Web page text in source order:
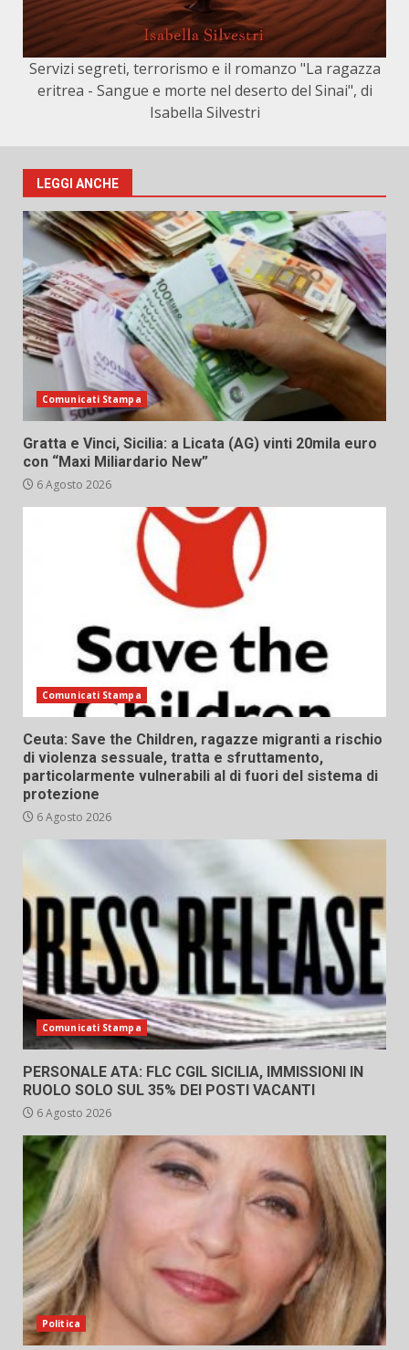
Servizi segreti, terrorismo e il romanzo "La ragazza
eritrea - Sangue e morte nel deserto del Sinai", di
Isabella Silvestri
LEGGI ANCHE
Comunicati Stampa
Gratta e Vinci, Sicilia: a Licata (AG) vinti 20mila euro
con “Maxi Miliardario New”
6 Agosto 2026
Comunicati Stampa
Ceuta: Save the Children, ragazze migranti a rischio
di violenza sessuale, tratta e sfruttamento,
particolarmente vulnerabili al di fuori del sistema di
protezione
6 Agosto 2026
Comunicati Stampa
PERSONALE ATA: FLC CGIL SICILIA, IMMISSIONI IN
RUOLO SOLO SUL 35% DEI POSTI VACANTI
6 Agosto 2026
Politica